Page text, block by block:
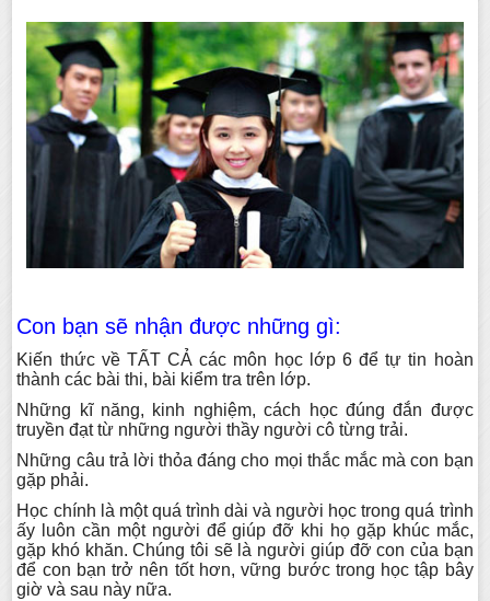
Con bạn sẽ nhận được những gì:
Kiến thức về TẤT CẢ các môn học lớp 6 để tự tin hoàn
thành các bài thi, bài kiểm tra trên lớp.
Những kĩ năng, kinh nghiệm, cách học đúng đắn được
truyền đạt từ những người thầy người cô từng trải.
Những câu trả lời thỏa đáng cho mọi thắc mắc mà con bạn
gặp phải.
Học chính là một quá trình dài và người học trong quá trình
ấy luôn cần một người để giúp đỡ khi họ gặp khúc mắc,
gặp khó khăn. Chúng tôi sẽ là người giúp đỡ con của bạn
để con bạn trở nên tốt hơn, vững bước trong học tập bây
giờ và sau này nữa.